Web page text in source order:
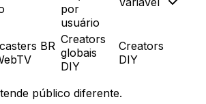
por
usuário
BR Creators
globais
DIY
Creators
DIY
público diferente.